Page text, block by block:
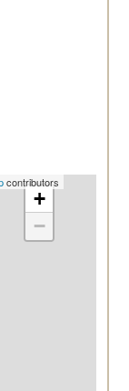
+
−
contributors